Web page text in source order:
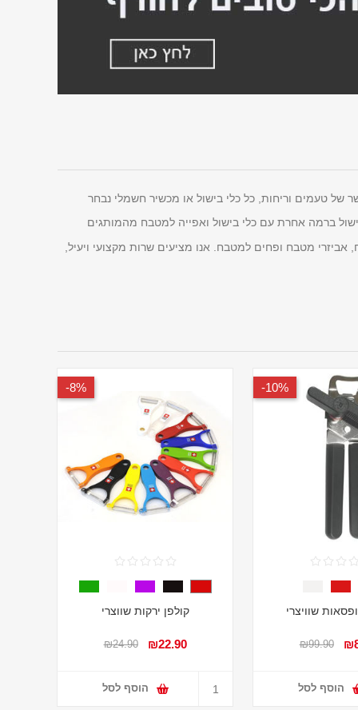
טעמים וריחות, כל כלי בישול או מכשיר חשמלי נבחר
ברמה אחרת עם כלי בישול ואפייה למטבח מהמותגים
אביזרי מטבח ופחים למטבח. אנו מציעים שרות מקצועי ויעיל,
10%-
שוויצרי
₪99.90
הוסף לסל
8%-
קולפן ירקות שווצרי
₪22.90
₪24.90
הוסף לסל